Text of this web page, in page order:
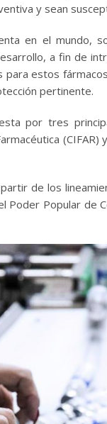
y sean
en el mundo,
a fin de
estos
pertinente.
por tres
de los
Poder Popular de